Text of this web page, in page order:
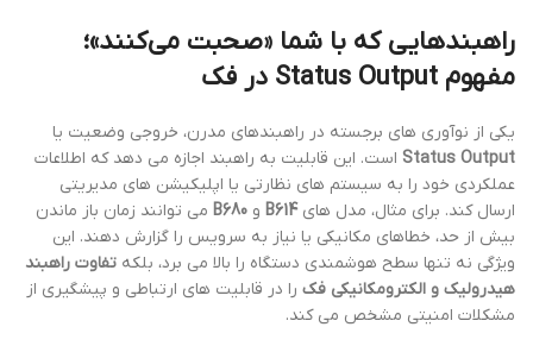
راهبندهایی که با شما «صحبت می‌کنند»؛
مفهوم Status Output در فک
یکی از نوآوری های برجسته در راهبندهای مدرن، خروجی وضعیت یا
Status Output است. این قابلیت به راهبند اجازه می دهد که اطلاعات
عملکردی خود را به سیستم های نظارتی یا اپلیکیشن های مدیریتی
ارسال کند. برای مثال، مدل هایB614 و B680 می توانند زمان باز ماندن
بیش از حد، خطاهای مکانیکی یا نیاز به سرویس را گزارش دهند. این
ویژگی نه تنها سطح هوشمندی دستگاه را بالا می برد، بلکه تفاوت راهبند
هیدرولیک و الکترومکانیکی فک را در قابلیت های ارتباطی و پیشگیری از
مشکلات امنیتی مشخص می کند.